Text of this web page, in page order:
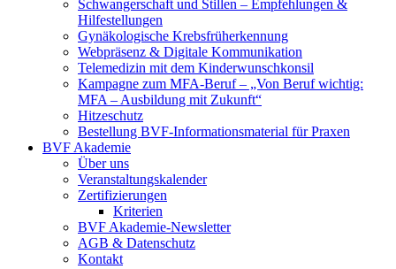
Schwangerschaft und Stillen – Empfehlungen &
Hilfestellungen
Gynäkologische Krebsfrüherkennung
Webpräsenz & Digitale Kommunikation
Telemedizin mit dem Kinderwunschkonsil
Kampagne zum MFA-Beruf – „Von Beruf wichtig:
MFA – Ausbildung mit Zukunft“
Hitzeschutz
Bestellung BVF-Informationsmaterial für Praxen
BVF Akademie
Über uns
Veranstaltungskalender
Zertifizierungen
Kriterien
BVF Akademie-Newsletter
AGB & Datenschutz
Kontakt